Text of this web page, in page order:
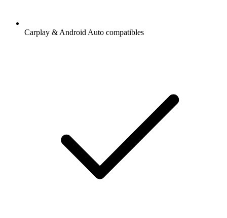
Carplay & Android Auto compatibles